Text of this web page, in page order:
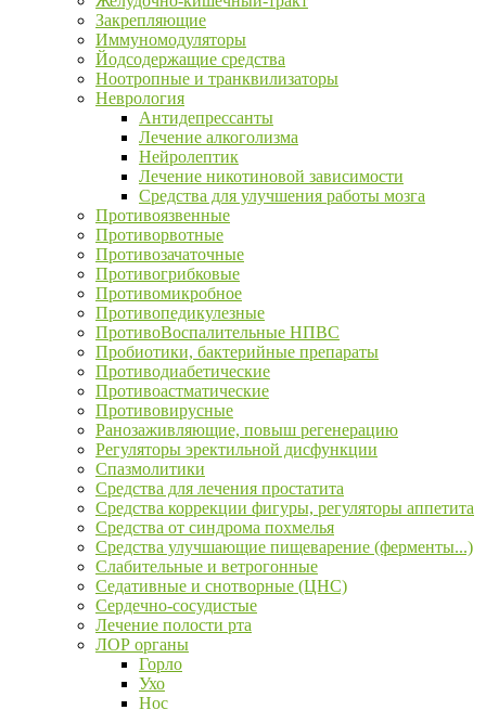
Закрепляющие
Иммуномодуляторы
Йодсодержащие средства
Ноотропные и транквилизаторы
Неврология
Антидепрессанты
Лечение алкоголизма
Нейролептик
Лечение никотиновой зависимости
Средства для улучшения работы мозга
Противоязвенные
Противорвотные
Противозачаточные
Противогрибковые
Противомикробное
Противопедикулезные
ПротивоВоспалительные НПВС
Пробиотики, бактерийные препараты
Противодиабетические
Противоастматические
Противовирусные
Ранозаживляющие, повыш регенерацию
Регуляторы эректильной дисфункции
Спазмолитики
Средства для лечения простатита
Средства коррекции фигуры, регуляторы аппетита
Средства от синдрома похмелья
Средства улучшающие пищеварение (ферменты...)
Слабительные и ветрогонные
Седативные и снотворные (ЦНС)
Сердечно-сосудистые
Лечение полости рта
ЛОР органы
Горло
Ухо
Нос